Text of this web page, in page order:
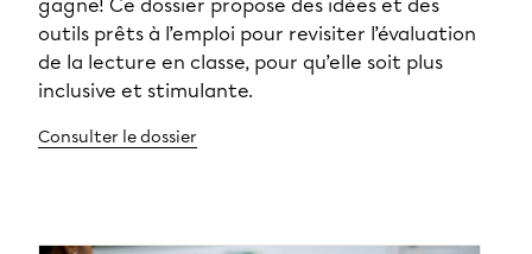
gagne! Ce dossier propose des idées et des
outils prêts à l’emploi pour revisiter l’évaluation
de la lecture en classe, pour qu’elle soit plus
inclusive et stimulante.
Consulter le dossier